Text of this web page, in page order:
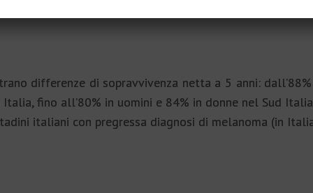
differenze di sopravvivenza netta a 5 anni:
fino all’80% in uomini e 84% in donne nel Sud
italiani con pregressa diagnosi di melanoma (in